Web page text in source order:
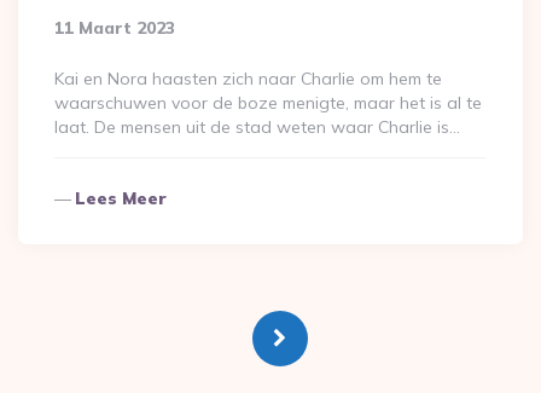
11 Maart 2023
Kai en Nora haasten zich naar Charlie om hem te
waarschuwen voor de boze menigte, maar het is al te
laat. De mensen uit de stad weten waar Charlie is…
Lees Meer